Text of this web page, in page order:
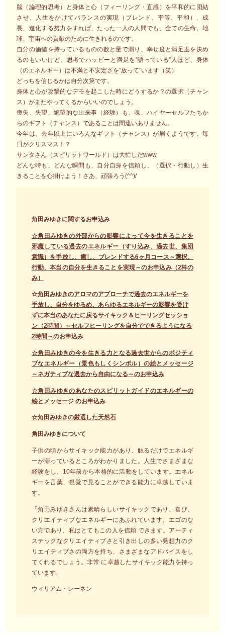
脳（論理的思考）と身体と心（フィーリング・直感）を平和的に団結
させ、人生をかけてバランスの実現（ブレンド、平等、平和）、成
長、進化する努力をすれば、たった一人の人間でも、全ての生命、地
球、宇宙への貢献のために生きれるのです。
自分の価値を持っているものの数と量で測り、幸せ度と満足度を決め
るのもいいけど、思考でハッピーと満足を”語っている”人ほど、身体
（のエネルギー）は不満と不安定さを”放って”います（笑）
どっちを信じるかは自分次第です。
身体と心が攻撃的なデモを起こした時にどうするか？の選択（チャン
ス）がまたやってくるからいいのでしょう。
喪失、失望、絶望的な出来事（経験）も、魂、ハイヤーセルフたちか
らのギフト（チャンス）であることは間違いありません。
今年は、去年以上にいろんなギフト（チャンス）が届くようです。毎
日がクリスマス！？
サンタさん（スピリットワールド）は大忙しだwww
どんな時も、どんな瞬間も、自分自身を信頼し、（選択・行動し）生
きることを心掛けよう！さあ、頑張ろう(^^)/
角田みゆきに関するお申込み
☆角田みゆきの外部からの影響によって今を生きることを
邪魔している過去のエネルギー（すり込み、過去世、集団
意識）を手放し、癒し、ブレンドする6ヶ月コース～選択、
行動、本当の自分を生きることを実現～のお申込み（2枠の
み）
☆角田みゆきのアロマのアプローチで過去のエネルギーを
手放し、自分をゆるめ、あらゆるエネルギーの影響を受け
ずに本当のあなたに戻るサイキック＆ヒーリングセッショ
ン（2時間）～セルフヒーリングを自分でできるようになる
2時間～のお申込み
☆角田みゆきの今を生きる力となる過去世からのポジティ
ブなエネルギー（景色もしくシンボル）の絵とメッセージ
～ネガティブな過去から自由になる～のお申込み
☆角田みゆきのあなたのスピリットガイドのエネルギーの
絵とメッセージ のお申込み
☆角田みゆきの厳選した天然石
角田みゆきについて
子供の頃からサイキック能力があり、触るだけでエネルギ
ーが滞っているところがわかりました。人生でさまざまな
経験をし、10年前から本格的に活動をしています。エネル
ギーを言葉、視覚で見ることができる能力に卓越していま
す。
「角田みゆきさんは素晴らしいサイキックであり、喜び、
クリエイティブなエネルギーにあふれています。エゴのな
い方であり、私はとてもこの人を信頼 できます。アーティ
ステックなクリエイティブさと引き出しの多い発想力のク
リエイティブさの両方を持ち、さまざまなアドバイスをし
てくれるでしょう。非常 に卓越したサイキック能力を持っ
ています」
ウィリアム・レーネン